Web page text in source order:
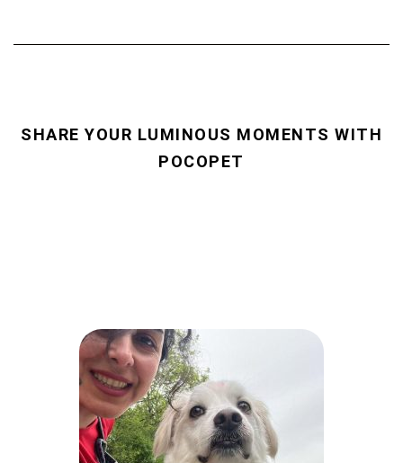
SHARE YOUR LUMINOUS MOMENTS WITH
POCOPET